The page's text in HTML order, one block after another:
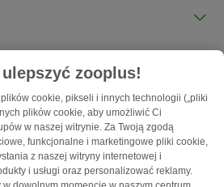
zooplus!
cookie, pikseli i innych technologii („pliki
plików cookie, aby umożliwić Ci
w naszej witrynie. Za Twoją zgodą
funkcjonalne i marketingowe pliki cookie,
z naszej witryny internetowej i
i usługi oraz personalizować reklamy.